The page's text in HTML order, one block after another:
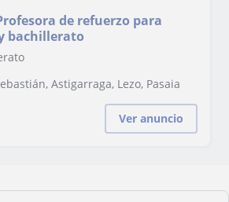
de refuerzo para
bachillerato
Astigarraga, Lezo, Pasaia
Ver anuncio